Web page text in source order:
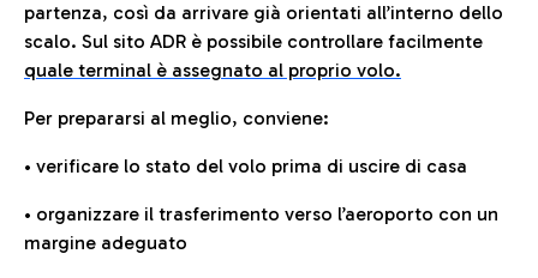
partenza, così da arrivare già orientati all’interno dello
scalo. Sul sito ADR è possibile controllare facilmente
quale terminal è assegnato al proprio volo.
Per prepararsi al meglio, conviene:
• verificare lo stato del volo prima di uscire di casa
• organizzare il trasferimento verso l’aeroporto con un
margine adeguato